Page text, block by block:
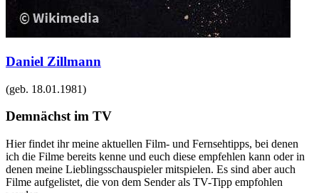
Daniel Zillmann
(geb. 18.01.1981)
Demnächst im TV
Hier findet ihr meine aktuellen Film- und Fernsehtipps, bei denen
ich die Filme bereits kenne und euch diese empfehlen kann oder in
denen meine Lieblingsschauspieler mitspielen. Es sind aber auch
Filme aufgelistet, die von dem Sender als TV-Tipp empfohlen